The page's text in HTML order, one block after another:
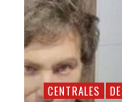
CENTRALES